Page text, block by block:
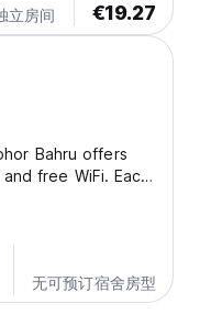
立房间 €19.27
Bahru offers
free WiFi. Each
无可预订宿舍房型